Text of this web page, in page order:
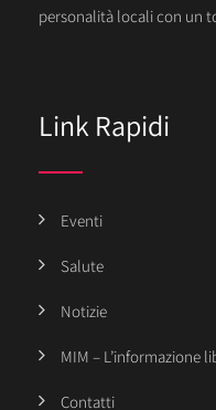
personalità locali con un
Link Rapidi
Eventi
Salute
Notizie
MIM – L’informazione
Contatti